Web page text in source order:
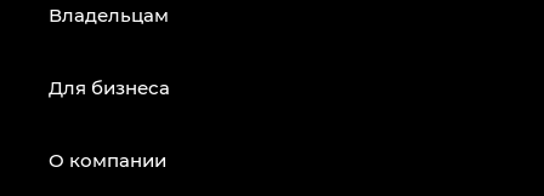
Владельцам
Для бизнеса
О компании